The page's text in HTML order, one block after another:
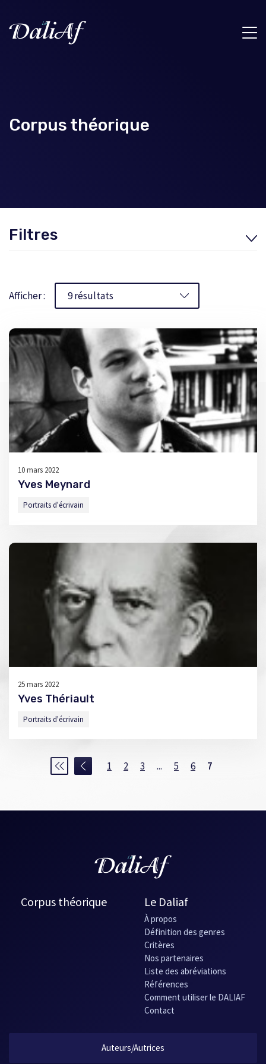
Corpus théorique
Filtres
Afficher :
10 mars 2022
Yves Meynard
Portraits d'écrivain
25 mars 2022
Yves Thériault
Portraits d'écrivain
1 2 3 ... 5 6 7
Corpus théorique Le Daliaf
À propos
Définition des genres
Critères
Nos partenaires
Liste des abréviations
Références
Comment utiliser le DALIAF
Contact
Auteurs/Autrices